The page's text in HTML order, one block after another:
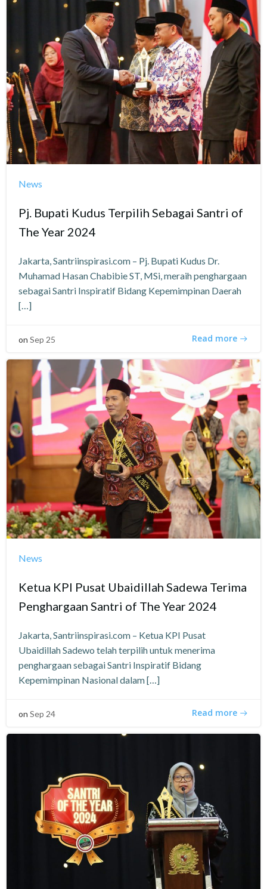
News
Pj. Bupati Kudus Terpilih Sebagai Santri of
The Year 2024
Jakarta, Santriinspirasi.com – Pj. Bupati Kudus Dr.
Muhamad Hasan Chabibie ST, MSi, meraih penghargaan
sebagai Santri Inspiratif Bidang Kepemimpinan Daerah
[…]
on Sep 25 Read more
News
Ketua KPI Pusat Ubaidillah Sadewa Terima
Penghargaan Santri of The Year 2024
Jakarta, Santriinspirasi.com – Ketua KPI Pusat
Ubaidillah Sadewo telah terpilih untuk menerima
penghargaan sebagai Santri Inspiratif Bidang
Kepemimpinan Nasional dalam […]
on Sep 24 Read more